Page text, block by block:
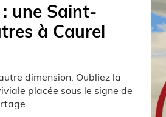
une Saint-
à Caurel
dimension. Oubliez la
placée sous le signe de